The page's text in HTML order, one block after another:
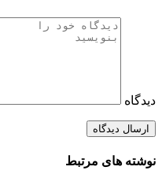
دیدگاه
نوشته های مرتبط